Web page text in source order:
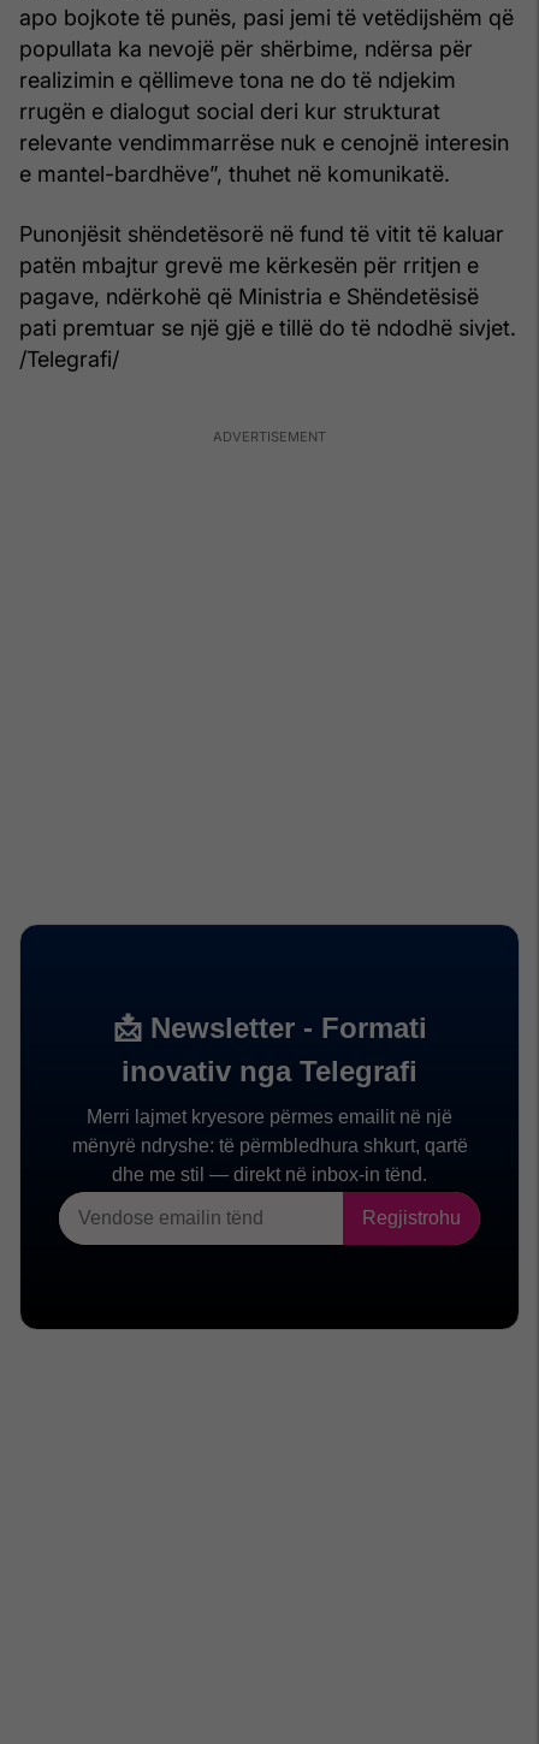
apo bojkote të punës, pasi jemi të vetëdijshëm që
popullata ka nevojë për shërbime, ndërsa për
realizimin e qëllimeve tona ne do të ndjekim
rrugën e dialogut social deri kur strukturat
relevante vendimmarrëse nuk e cenojnë interesin
e mantel-bardhëve”, thuhet në komunikatë.
Punonjësit shëndetësorë në fund të vitit të kaluar
patën mbajtur grevë me kërkesën për rritjen e
pagave, ndërkohë që Ministria e Shëndetësisë
pati premtuar se një gjë e tillë do të ndodhë sivjet.
/Telegrafi/